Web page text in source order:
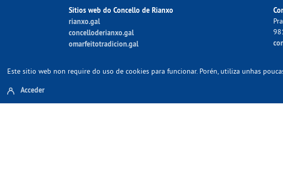
Sitios web do Concello de Rianxo
rianxo.gal
concelloderianxo.gal
omarfeitotradicion.gal
Este sitio web non require do uso de cookies para funcionar. Porén, utiliza unhas
Acceder